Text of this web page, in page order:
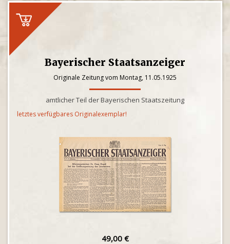
Bayerischer Staatsanzeiger
Originale Zeitung vom Montag, 11.05.1925
amtlicher Teil der Bayerischen Staatszeitung
letztes verfügbares Originalexemplar!
49,00 €